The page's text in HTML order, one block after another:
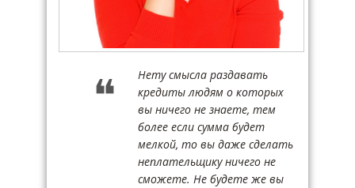
Нету смысла раздавать
кредиты людям о которых
вы ничего не знаете, тем
более если сумма будет
мелкой, то вы даже сделать
неплательщику ничего не
сможете. Не будете же вы